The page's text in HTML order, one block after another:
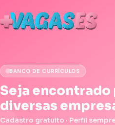
BANCO DE CURRÍCULOS
Seja encontrado
diversas
Cadastro gratuito · Perfil